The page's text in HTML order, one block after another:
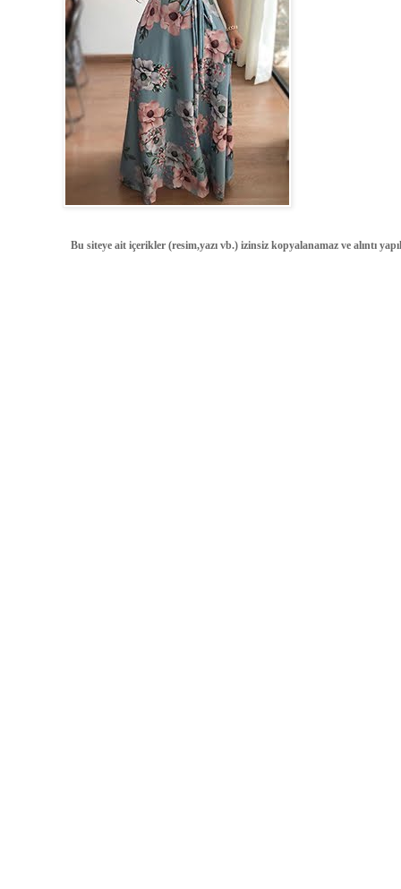
Bu siteye ait içerikler (resim,yazı vb.) izinsiz kopyalanamaz ve alıntı